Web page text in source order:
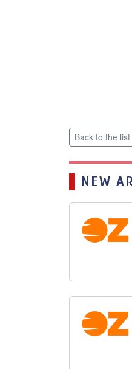
Back to the list
NEW